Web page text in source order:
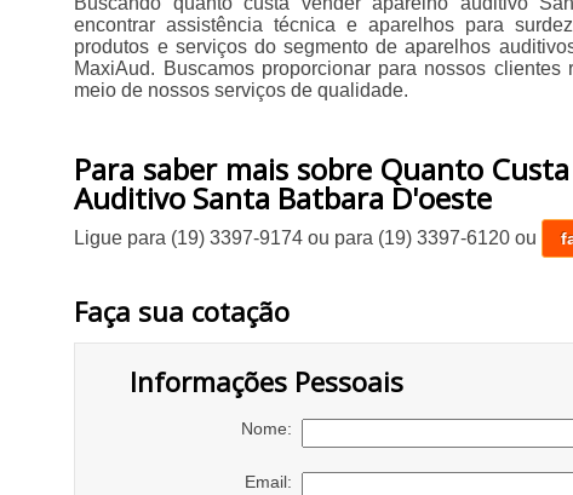
encontrar assistência técnica e aparelhos para
produtos e serviços do segmento de aparelhos
MaxiAud. Buscamos proporcionar para nossos clientes
meio de nossos serviços de qualidade.
Para saber mais sobre Quanto
Auditivo Santa Batbara D'oeste
Ligue para (19) 3397-9174 ou para (19) 3397-6120 ou
Faça sua cotação
Informações Pessoais
Nome:
Email: